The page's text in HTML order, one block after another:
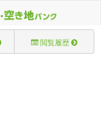
閲覧履歴